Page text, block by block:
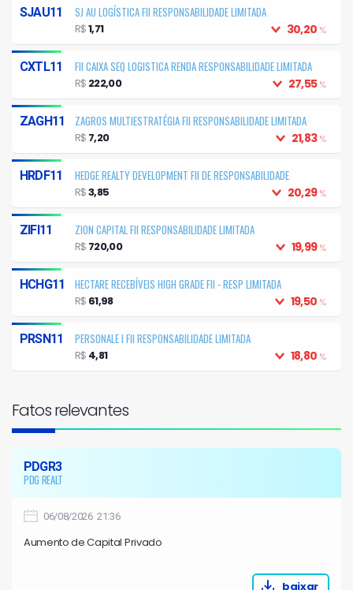
SJAU11
SJ AU LOGÍSTICA FII RESPONSABILIDADE LIMITADA
30,20 %
R$1,71
CXTL11
FII CAIXA SEQ LOGISTICA RENDA RESPONSABILIDADE LIMITADA
27,55%
R$ 222,00
ZAGH11
ZAGROS MULTIESTRATÉGIA FII RESPONSABILIDADE LIMITADA
21,83%
R$ 7,20
HRDF11
HEDGE REALTY DEVELOPMENT FII DE RESPONSABILIDADE
LIMITADA
20,29%
R$3,85
ZIFI11
ZION CAPITAL FII RESPONSABILIDADE LIMITADA
19,99%
R$ 720,00
HCHG11
HECTARE RECEBÍVEIS HIGH GRADE FII - RESP LIMITADA
19,50 %
R$ 61,98
PRSN11
PERSONALE I FII RESPONSABILIDADE LIMITADA
18,80 %
R$ 4,81
Fatos relevantes
PDGR3
PDG REALT
06/08/2026 21:36
Aumento de Capital Privado
baixar